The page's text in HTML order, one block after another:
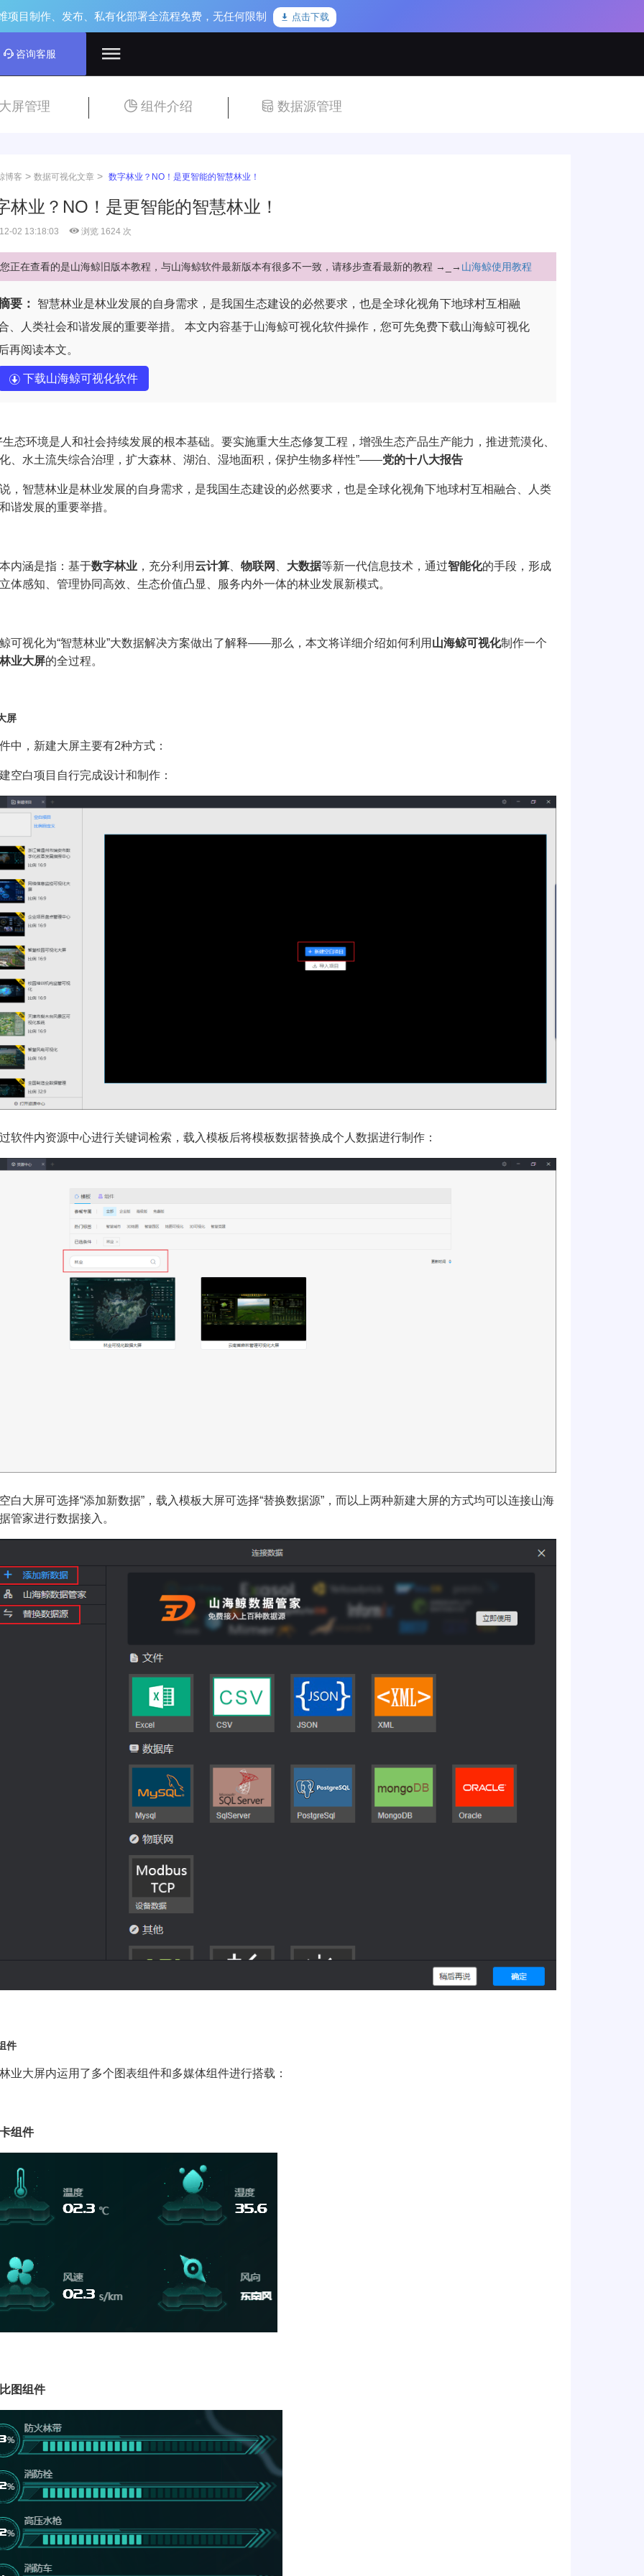
项目制作、发布、私有化部署全流程免费，无任何限制 点击下载
咨询客服
屏管理 组件介绍 数据源管理
博客 > 数据可视化文章 > 数字林业？NO！是更智能的智慧林业！
林业？NO！是更智能的智慧林业！
02 13:18:03 浏览 1624 次
您正在查看的是山海鲸旧版本教程，与山海鲸软件最新版本有很多不一致，请移步查看最新的教程 →_→ 山海鲸使用教程
要：
智慧林业是林业发展的自身需求，是我国生态建设的必然要求，也是全球化视角下地球村互相融
、人类社会和谐发展的重要举措。 本文内容基于山海鲸可视化软件操作，您可先免费下载山海鲸可视化
再阅读本文。
下载山海鲸可视化软件
生态环境是人和社会持续发展的根本基础。要实施重大生态修复工程，增强生态产品生产能力，推进荒漠化、
、水土流失综合治理，扩大森林、湖泊、湿地面积，保护生物多样性”——党的十八大报告
，智慧林业是林业发展的自身需求，是我国生态建设的必然要求，也是全球化视角下地球村互相融合、人类
谐发展的重要举措。
内涵是指：基于数字林业，充分利用云计算、 物联网 大数据等新一代信息技术，通过智能化的手段，形成
体感知、管理协同高效、生态价值凸显、服务内外一体的林业发展新模式。
可视化为“智慧林业”大数据解决方案做出了解释——那么，本文将详细介绍如何利用 山海鲸可视化制作一个
业大屏的全过程。
屏
中，新建大屏主要有2种方式：
空白项目自行完成设计和制作：
软件内资源中心进行关键词检索，载入模板后将模板数据替换成个人数据进行制作：
白大屏可选择“添加新数据”，载入模板大屏可选择“替换数据源”，而以上两种新建大屏的方式均可以连接山海
管家进行数据接入。
件
业大屏内运用了多个图表组件和多媒体组件进行搭载：
组件
图组件